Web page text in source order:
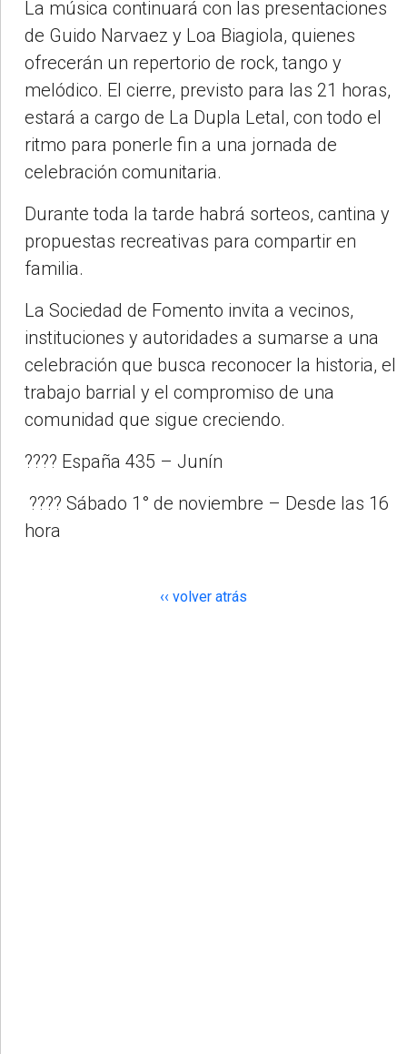
La música continuará con las presentaciones
de Guido Narvaez y Loa Biagiola, quienes
ofrecerán un repertorio de rock, tango y
melódico. El cierre, previsto para las 21 horas,
estará a cargo de La Dupla Letal, con todo el
ritmo para ponerle fin a una jornada de
celebración comunitaria.
Durante toda la tarde habrá sorteos, cantina y
propuestas recreativas para compartir en
familia.
La Sociedad de Fomento invita a vecinos,
instituciones y autoridades a sumarse a una
celebración que busca reconocer la historia, el
trabajo barrial y el compromiso de una
comunidad que sigue creciendo.
???? España 435 – Junín
???? Sábado 1° de noviembre – Desde las 16
hora
‹‹ volver atrás